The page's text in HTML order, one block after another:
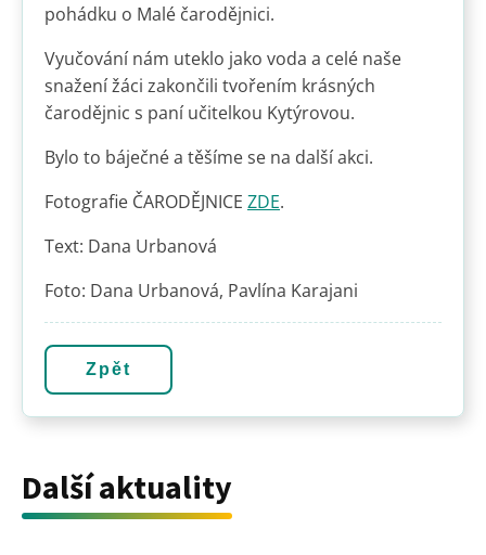
pohádku o Malé čarodějnici.
Vyučování nám uteklo jako voda a celé naše
snažení žáci zakončili tvořením krásných
čarodějnic s paní učitelkou Kytýrovou.
Bylo to báječné a těšíme se na další akci.
Fotografie ČARODĚJNICE ZDE.
Text: Dana Urbanová
Foto: Dana Urbanová, Pavlína Karajani
Zpět
Další aktuality